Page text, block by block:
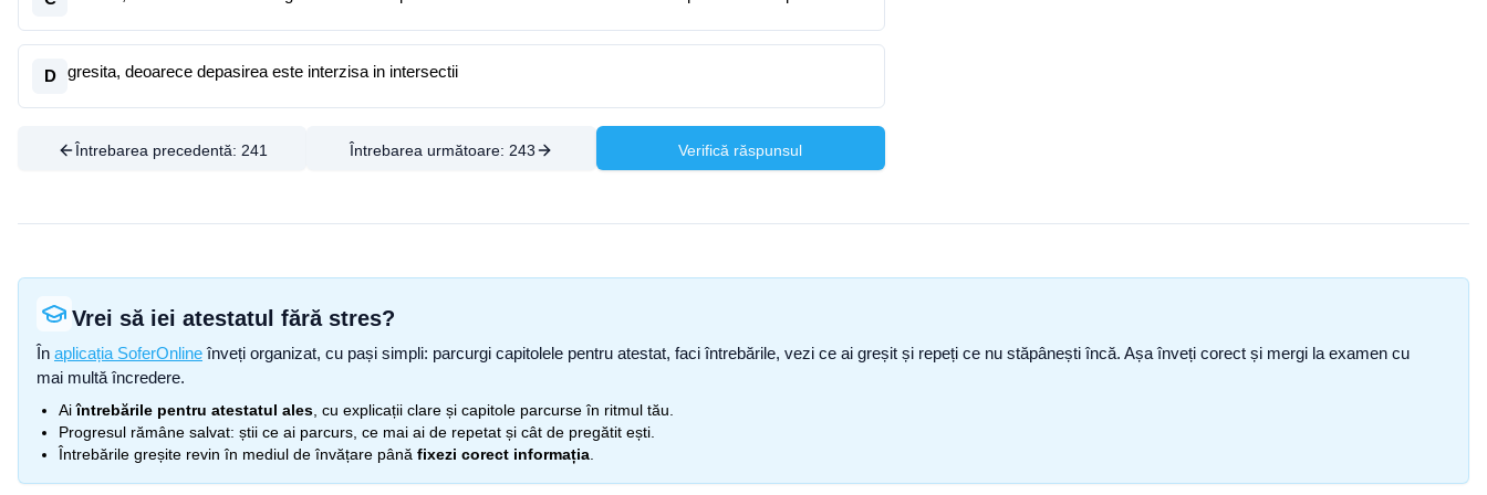
D gresita, deoarece depasirea este interzisa in intersectii
Întrebarea precedentă: 241 Întrebarea următoare: 243 Verifică răspunsul
Vrei să iei atestatul fără stres?
În aplicația SoferOnline înveți organizat, cu pași simpli: parcurgi capitolele pentru atestat, faci întrebările, vezi ce ai greșit și repeți ce nu stăpânești încă. Așa înveți corect și mergi la examen cu
mai multă încredere.
Aiîntrebările pentru atestatul ales , cu explicații clare și capitole parcurse în ritmul tău.
Progresul rămâne salvat: știi ce ai parcurs, ce mai ai de repetat și cât de pregătit ești.
Întrebările greșite revin în mediul de învățare până fixezi corect informația